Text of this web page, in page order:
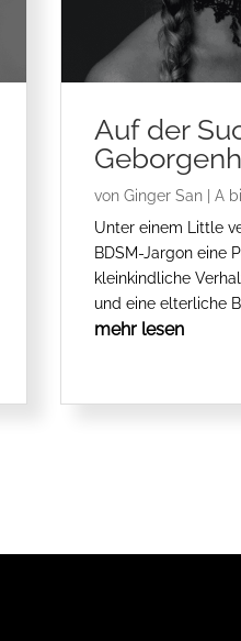
Auf der
von Ginger San| A
Unter einem Little
BDSM-Jargon eine
kleinkindliche
und eine elterliche
mehr lesen